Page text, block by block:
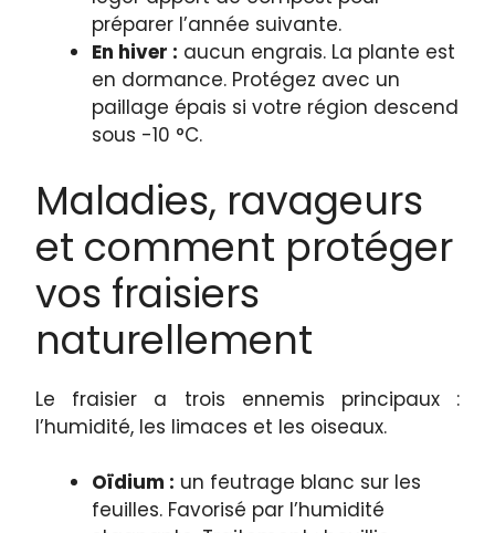
préparer l’année suivante.
En hiver : aucun engrais. La plante est
en dormance. Protégez avec un
paillage épais si votre région descend
sous -10 °C.
Maladies, ravageurs
et comment protéger
vos fraisiers
naturellement
Le fraisier a trois ennemis principaux :
l’humidité, les limaces et les oiseaux.
Oïdium : un feutrage blanc sur les
feuilles. Favorisé par l’humidité